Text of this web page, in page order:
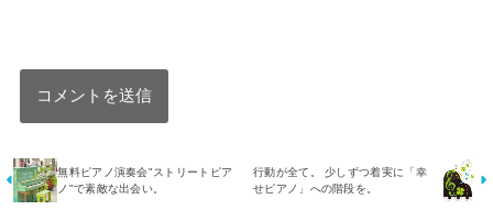
無料ピアノ演奏会"ストリートピア
ノ"で素敵な出会い。
行動が全て。 少しずつ着実に「幸
せピアノ」への階段を。